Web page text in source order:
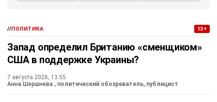
//ПОЛИТИКА 13+
Запад определил Британию «сменщиком»
США в поддержке Украины?
7 августа 2026, 13:55
Анна Шершнева , политический обозреватель, публицист